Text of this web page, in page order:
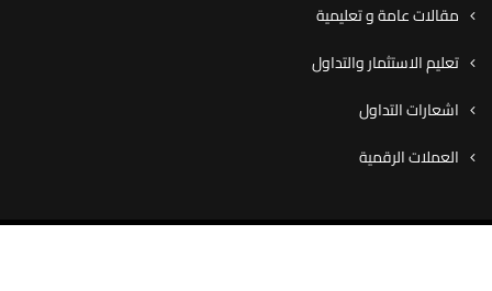
مقالات عامة و تعليمية
تعليم الاستثمار والتداول
اشعارات التداول
العملات الرقمية